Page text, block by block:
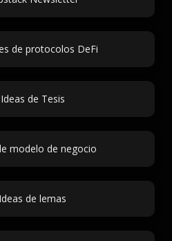
de protocolos DeFi
Ideas de Tesis
modelo de negocio
Ideas de lemas